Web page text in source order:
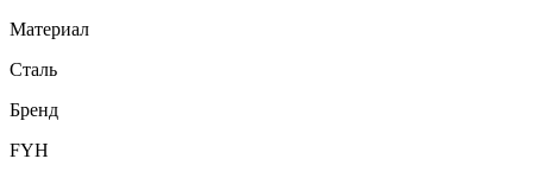
Материал
Сталь
Бренд
FYH